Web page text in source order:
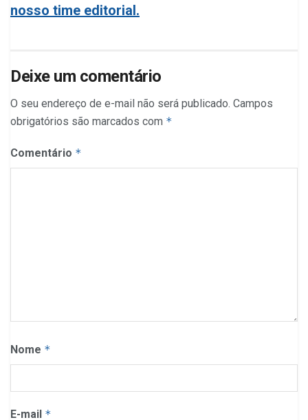
nosso time editorial.
Deixe um comentário
O seu endereço de e-mail não será publicado. Campos
obrigatórios são marcados com *
Comentário *
Nome *
E-mail *